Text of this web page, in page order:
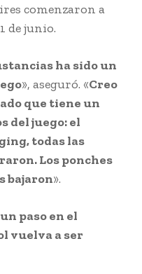
comenzaron a
de junio.
ha sido un
», aseguró. «Creo
que tiene un
del juego: el
todas las
Los ponches
bajaron».
paso en el
vuelva a ser